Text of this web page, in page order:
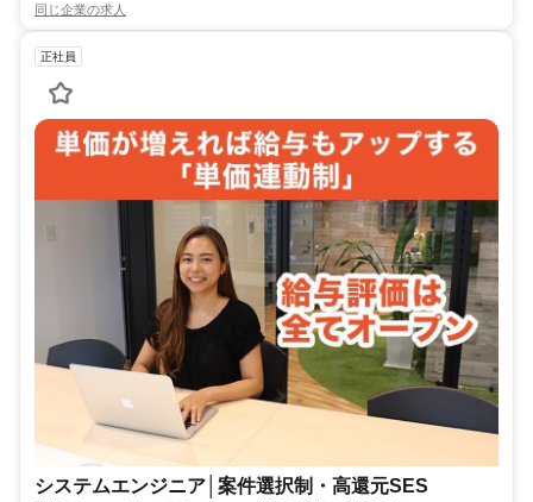
同じ企業の求人
正社員
システムエンジニア│案件選択制・高還元SES